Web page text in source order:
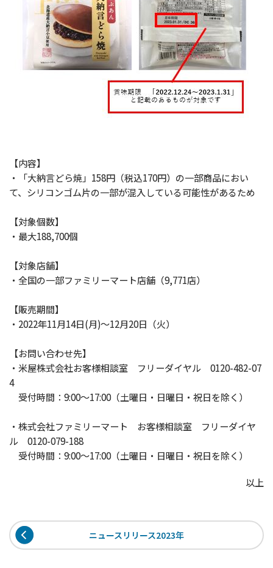
【内容】
・「大納言どら焼」158円（税込170円）の一部商品におい
て、シリコンゴム片の一部が混入している可能性があるため
【対象個数】
・最大188,700個
【対象店舗】
・全国の一部ファミリーマート店舗（9,771店）
【販売期間】
・2022年11月14日(月)～12月20日（火）
【お問い合わせ先】
・米屋株式会社お客様相談室 フリーダイヤル 0120-482-07
4
受付時間：9:00～17:00（土曜日・日曜日・祝日を除く）
・株式会社ファミリーマート お客様相談室 フリーダイヤ
ル 0120-079-188
受付時間：9:00～17:00（土曜日・日曜日・祝日を除く）
以上
ニュースリリース2023年